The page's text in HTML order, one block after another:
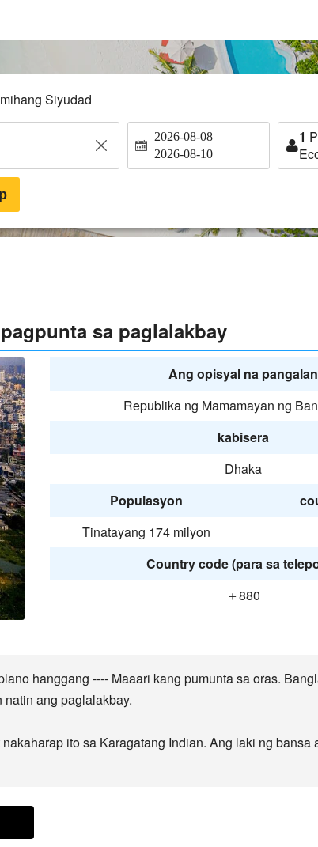
Siyudad
2026-08-08
2026-08-10
1
sa paglalakbay
Ang opisyal na pangalan
Republika ng Mamamayan ng
kabisera
Dhaka
Populasyon
Tinatayang 174 milyon
Country code (para sa
＋880
hanggang ---- Maaari kang pumunta sa oras.
ang paglalakbay.
ito sa Karagatang Indian. Ang laki ng bansa